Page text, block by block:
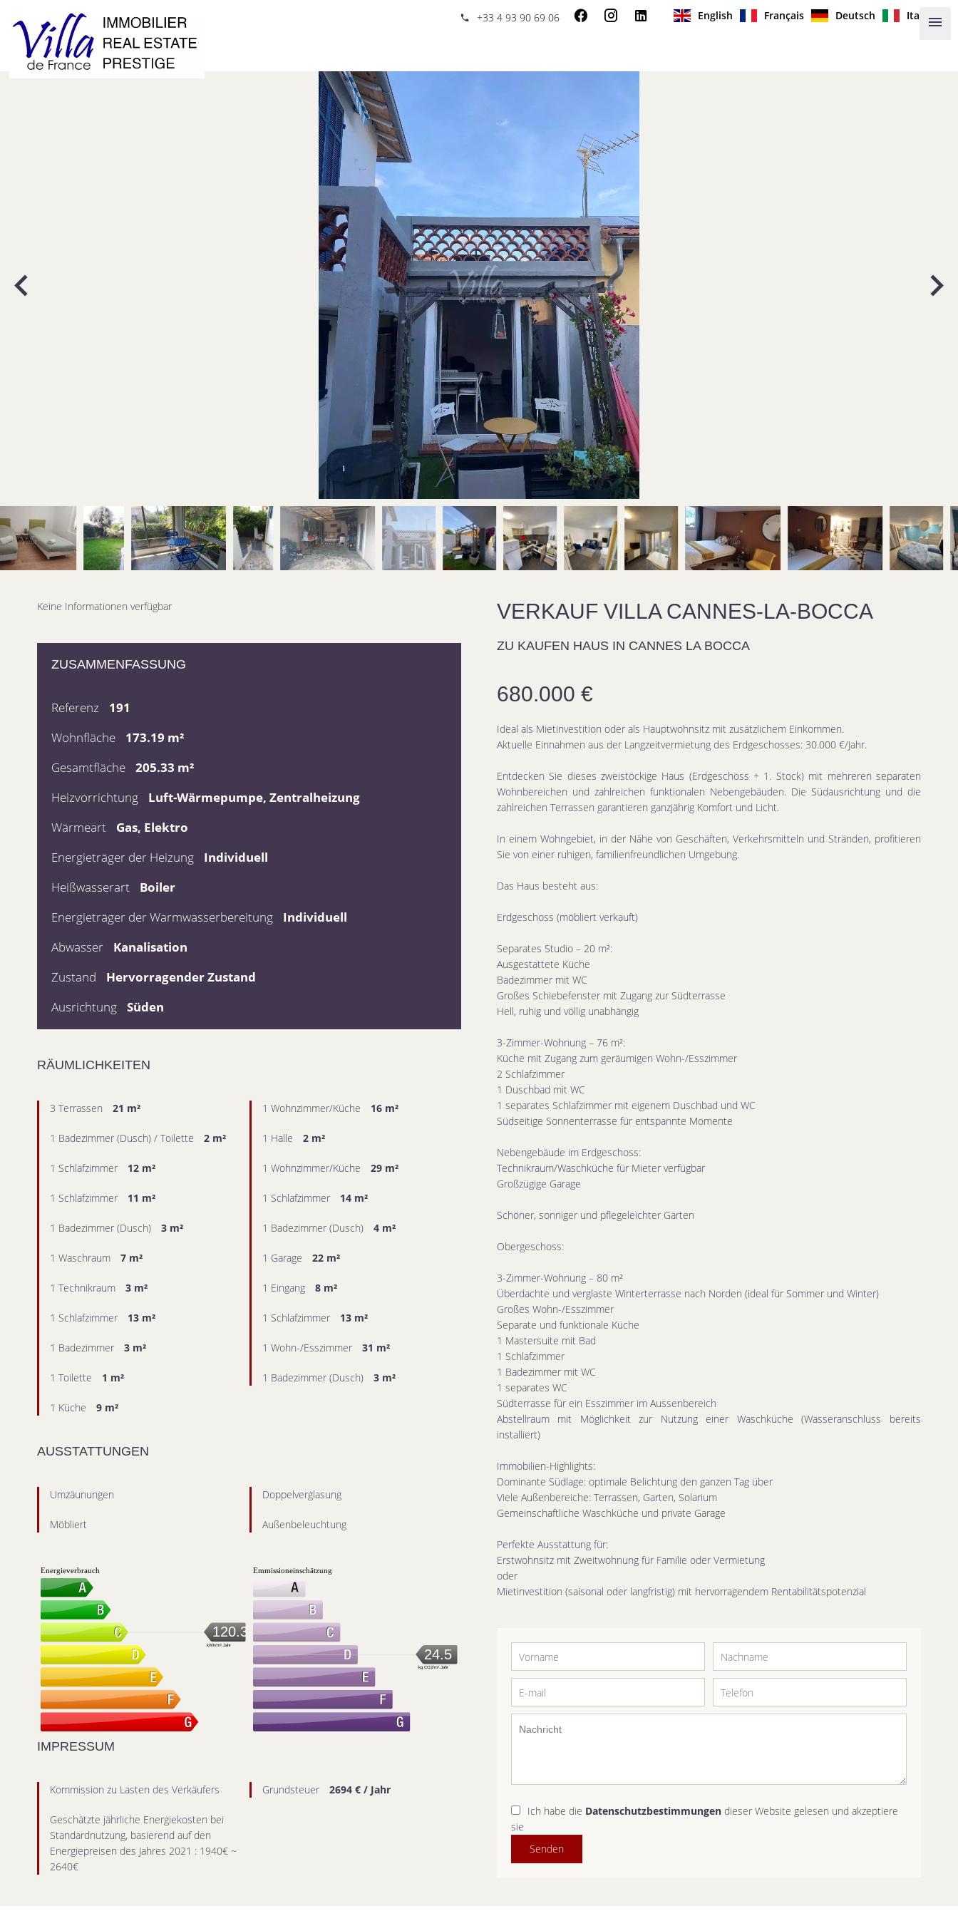
+33 4 93 90 69 06 English Français Deutsch Italiano
Keine Informationen verfügbar
ZUSAMMENFASSUNG
Referenz
191
Wohnfläche
173.19 m²
Gesamtfläche
205.33 m²
Heizvorrichtung
Luft-Wärmepumpe, Zentralheizung
Wärmeart
Gas, Elektro
Energieträger der Heizung
Individuell
Heißwasserart
Boiler
Energieträger der Warmwasserbereitung
Individuell
Abwasser
Kanalisation
Zustand
Hervorragender Zustand
Ausrichtung
Süden
RÄUMLICHKEITEN
3 Terrassen 21 m² 1 Wohnzimmer/Küche 16 m²
1 Badezimmer (Dusch) / Toilette 2 m² 1 Halle 2 m²
1 Schlafzimmer 12 m² 1 Wohnzimmer/Küche 29 m²
1 Schlafzimmer 11 m² 1 Schlafzimmer 14 m²
1 Badezimmer (Dusch) 3 m² 1 Badezimmer (Dusch) 4 m²
1 Waschraum 7 m² 1 Garage 22 m²
1 Technikraum 3 m² 1 Eingang 8 m²
1 Schlafzimmer 13 m² 1 Schlafzimmer 13 m²
1 Badezimmer 3 m² 1 Wohn-/Esszimmer 31 m²
1 Toilette 1 m² 1 Badezimmer (Dusch) 3 m²
1 Küche 9 m²
AUSSTATTUNGEN
Umzäunungen Doppelverglasung
Möbliert Außenbeleuchtung
Energieverbrauch
120.3
kWh/m².Jahr
Emmissioneinschätzung
24.5
kg CO2/m².Jahr
IMPRESSUM
Kommission zu Lasten des Verkäufers Grundsteuer 2694 € / Jahr
Geschätzte jährliche Energiekosten bei
Standardnutzung, basierend auf den
Energiepreisen des Jahres 2021 : 1940€ ~
2640€
VERKAUF VILLA CANNES-LA-BOCCA
ZU KAUFEN HAUS IN CANNES LA BOCCA
680.000 €
Ideal als Mietinvestition oder als Hauptwohnsitz mit zusätzlichem Einkommen.
Aktuelle Einnahmen aus der Langzeitvermietung des Erdgeschosses: 30.000 €/Jahr.
Entdecken Sie dieses zweistöckige Haus (Erdgeschoss + 1. Stock) mit mehreren separaten
Wohnbereichen und zahlreichen funktionalen Nebengebäuden. Die Südausrichtung und die
zahlreichen Terrassen garantieren ganzjährig Komfort und Licht.
In einem Wohngebiet, in der Nähe von Geschäften, Verkehrsmitteln und Stränden, profitieren
Sie von einer ruhigen, familienfreundlichen Umgebung.
Das Haus besteht aus:
Erdgeschoss (möbliert verkauft)
Separates Studio – 20 m²:
Ausgestattete Küche
Badezimmer mit WC
Großes Schiebefenster mit Zugang zur Südterrasse
Hell, ruhig und völlig unabhängig
3-Zimmer-Wohnung – 76 m²:
Küche mit Zugang zum geräumigen Wohn-/Esszimmer
2 Schlafzimmer
1 Duschbad mit WC
1 separates Schlafzimmer mit eigenem Duschbad und WC
Südseitige Sonnenterrasse für entspannte Momente
Nebengebäude im Erdgeschoss:
Technikraum/Waschküche für Mieter verfügbar
Großzügige Garage
Schöner, sonniger und pflegeleichter Garten
Obergeschoss:
3-Zimmer-Wohnung – 80 m²
Überdachte und verglaste Winterterrasse nach Norden (ideal für Sommer und Winter)
Großes Wohn-/Esszimmer
Separate und funktionale Küche
1 Mastersuite mit Bad
1 Schlafzimmer
1 Badezimmer mit WC
1 separates WC
Südterrasse für ein Esszimmer im Aussenbereich
Abstellraum mit Möglichkeit zur Nutzung einer Waschküche (Wasseranschluss bereits
installiert)
Immobilien-Highlights:
Dominante Südlage: optimale Belichtung den ganzen Tag über
Viele Außenbereiche: Terrassen, Garten, Solarium
Gemeinschaftliche Waschküche und private Garage
Perfekte Ausstattung für:
Erstwohnsitz mit Zweitwohnung für Familie oder Vermietung
oder
Mietinvestition (saisonal oder langfristig) mit hervorragendem Rentabilitätspotenzial
Ich habe die Datenschutzbestimmungendieser Website gelesen und akzeptiere
sie
Senden